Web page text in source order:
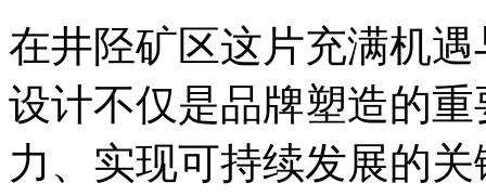
在井陉矿区这片充满机
设计不仅是品牌塑造的
力、实现可持续发展的